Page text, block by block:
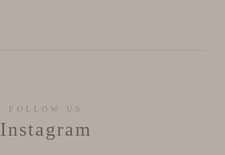
FOLLOW US
Instagram